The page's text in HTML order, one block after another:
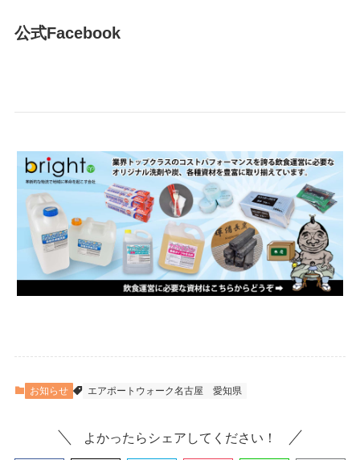
公式Facebook
お知らせ エアポートウォーク名古屋 愛知県
よかったらシェアしてください！